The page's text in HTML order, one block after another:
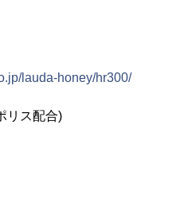
lauda-honey/hr300/
ス配合)